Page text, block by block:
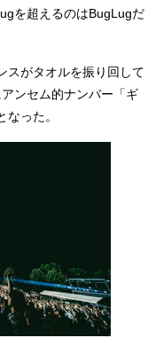
を超えるのはBugLugだ
スがタオルを振り回して
ンセム的ナンバー「ギ
った。